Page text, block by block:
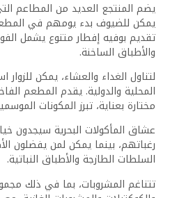
مما يخلق جوًا مرحبًا يشجع على
خدمات الضيوف
في منتجع جاز ليتل فينيس جولف،
المتفانية والسياسات الواضحة تجربة
يولي المنتجع الأولوية لعملية تسجيل
السلسة، مع تقديم سياسات حجز
إجراءات تسجيل
والمغادرة